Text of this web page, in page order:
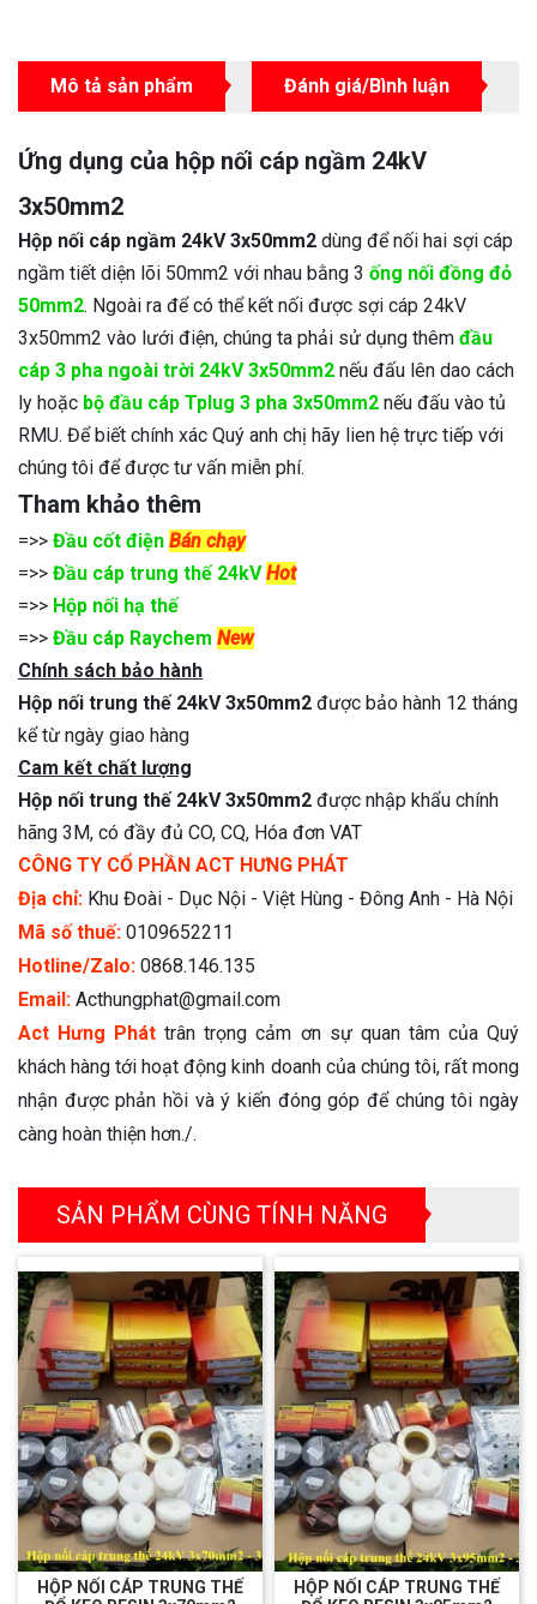
Mô tả sản phẩm Đánh giá/Bình luận
Ứng dụng của hộp nối cáp ngầm 24kV
3x50mm2
Hộp nối cáp ngầm 24kV 3x50mm2 dùng để nối hai sợi cáp
ngầm tiết diện lõi 50mm2 với nhau bằng 3 ống nối đồng đỏ
50mm2. Ngoài ra để có thể kết nối được sợi cáp 24kV
3x50mm2 vào lưới điện, chúng ta phải sử dụng thêm đầu
cáp 3 pha ngoài trời 24kV 3x50mm2 nếu đấu lên dao cách
ly hoặc bộ đầu cáp Tplug 3 pha 3x50mm2 nếu đấu vào tủ
RMU. Để biết chính xác Quý anh chị hãy lien hệ trực tiếp với
chúng tôi để được tư vấn miễn phí.
Tham khảo thêm
=>> Đầu cốt điện Bán chạy
=>> Đầu cáp trung thế 24kV Hot
=>> Hộp nối hạ thế
=>> Đầu cáp Raychem New
Chính sách bảo hành
Hộp nối trung thế 24kV 3x50mm2 được bảo hành 12 tháng
kể từ ngày giao hàng
Cam kết chất lượng
Hộp nối trung thế 24kV 3x50mm2 được nhập khẩu chính
hãng 3M, có đầy đủ CO, CQ, Hóa đơn VAT
CÔNG TY CỔ PHẦN ACT HƯNG PHÁT
Địa chỉ: Khu Đoài - Dục Nội - Việt Hùng - Đông Anh - Hà Nội
Mã số thuế: 0109652211
Hotline/Zalo: 0868.146.135
Email: Acthungphat@gmail.com
Act Hưng Phát trân trọng cảm ơn sự quan tâm của Quý
khách hàng tới hoạt động kinh doanh của chúng tôi, rất mong
nhận được phản hồi và ý kiến đóng góp để chúng tôi ngày
càng hoàn thiện hơn./.
SẢN PHẨM CÙNG TÍNH NĂNG
HỘP NỐI CÁP TRUNG THẾ
HỘP NỐI CÁP TRUNG THẾ